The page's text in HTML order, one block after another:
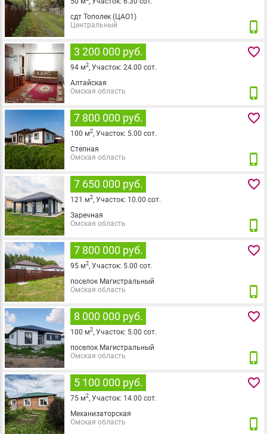
сдт Тополек (ЦАО1)
Центральный
phone_iphone
3 200 000 руб.
94 м2, Участок: 24.00 сот.
Алтайская
Омская область
favorite_border
phone_iphone
7 800 000 руб.
100 м2, Участок: 5.00 сот.
Степная
Омская область
favorite_border
phone_iphone
7 650 000 руб.
121 м2, Участок: 10.00 сот.
Заречная
Омская область
favorite_border
phone_iphone
7 800 000 руб.
95 м2, Участок: 5.00 сот.
поселок Магистральный
Омская область
favorite_border
phone_iphone
8 000 000 руб.
100 м2, Участок: 5.00 сот.
поселок Магистральный
Омская область
favorite_border
phone_iphone
5 100 000 руб.
75 м2, Участок: 14.00 сот.
Механизаторская
Омская область
favorite_border
phone_iphone